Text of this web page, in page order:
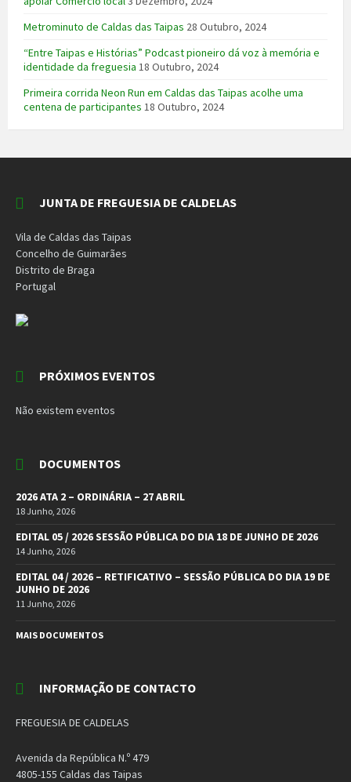
Metrominuto de Caldas das Taipas 28 Outubro, 2024
“Entre Taipas e Histórias” Podcast pioneiro dá voz à memória e
identidade da freguesia 18 Outubro, 2024
Primeira corrida Neon Run em Caldas das Taipas acolhe uma
centena de participantes 18 Outubro, 2024
JUNTA DE FREGUESIA DE CALDELAS
Vila de Caldas das Taipas
Concelho de Guimarães
Distrito de Braga
Portugal
PRÓXIMOS EVENTOS
Não existem eventos
DOCUMENTOS
2026 ATA 2 – ORDINÁRIA – 27 ABRIL
18 Junho, 2026
EDITAL 05 / 2026 SESSÃO PÚBLICA DO DIA 18 DE JUNHO DE 2026
14 Junho, 2026
EDITAL 04 / 2026 – RETIFICATIVO – SESSÃO PÚBLICA DO DIA 19 DE
JUNHO DE 2026
11 Junho, 2026
MAIS DOCUMENTOS
INFORMAÇÃO DE CONTACTO
FREGUESIA DE CALDELAS
Avenida da República N.º 479
4805-155 Caldas das Taipas